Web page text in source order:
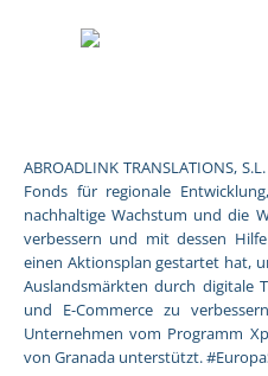
ABROADLINK TRANSLATIONS,
Fonds für regionale
nachhaltige Wachstum und die
verbessern und mit dessen
einen Aktionsplan gestartet hat,
Auslandsmärkten durch digitale
und E-Commerce zu
Unternehmen vom Programm
von Granada unterstützt.